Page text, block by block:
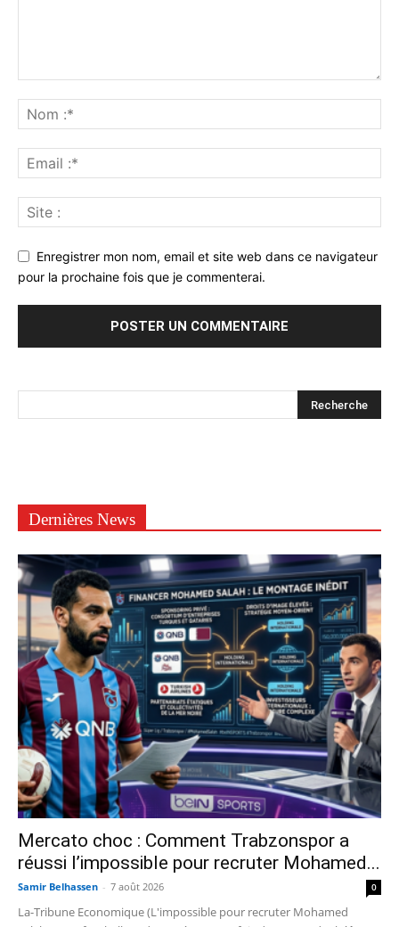
Enregistrer mon nom, email et site web dans ce navigateur
pour la prochaine fois que je commenterai.
Dernières News
Mercato choc : Comment Trabzonspor a
réussi l’impossible pour recruter Mohamed...
Samir Belhassen - 7 août 2026 0
La-Tribune Economique (L'impossible pour recruter Mohamed